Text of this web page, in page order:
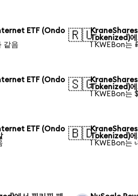
ETF (Ondo
같음
🇷🇺Tokenized)
1 KWEBon는
ETF (Ondo 🇸🇬Tokenized)에
1 KWEBon는
ETF (Ondo 🇧🇩Tokenized)
1 KWEBon는